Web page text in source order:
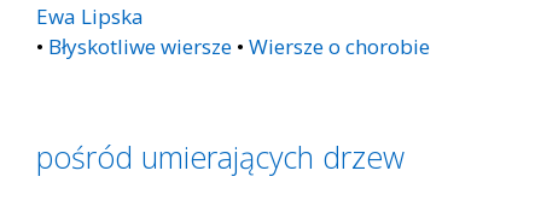
Ewa Lipska
• Błyskotliwe wiersze • Wiersze o chorobie
pośród umierających drzew